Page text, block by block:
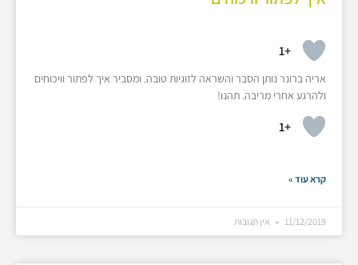
+1
אריה ברונר נותן הסבר והשראה לזוגיות טובה. ומסביר איך לפתור וויכוחים
ולהרגע אחרי מריבה. תהנו!
+1
קרא עוד »
11/12/2019 אין תגובות